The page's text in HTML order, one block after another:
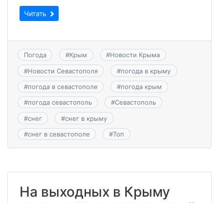
Читать
Погода #Крым #Новости Крыма
#Новости Севастополя #погода в крыму
#погода в севастополе #погода крым
#погода севастополь #Севастополь
#снег #снег в крыму
#снег в севастополе #Топ
На выходных в Крыму